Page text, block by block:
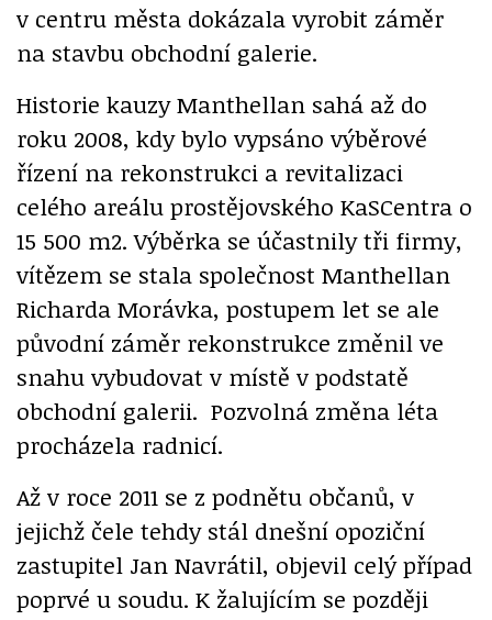
v centru města dokázala vyrobit záměr
na stavbu obchodní galerie.
Historie kauzy Manthellan sahá až do
roku 2008, kdy bylo vypsáno výběrové
řízení na rekonstrukci a revitalizaci
celého areálu prostějovského KaSCentra o
15 500 m2. Výběrka se účastnily tři firmy,
vítězem se stala společnost Manthellan
Richarda Morávka, postupem let se ale
původní záměr rekonstrukce změnil ve
snahu vybudovat v místě v podstatě
obchodní galerii. Pozvolná změna léta
procházela radnicí.
Až v roce 2011 se z podnětu občanů, v
jejichž čele tehdy stál dnešní opoziční
zastupitel Jan Navrátil, objevil celý případ
poprvé u soudu. K žalujícím se později